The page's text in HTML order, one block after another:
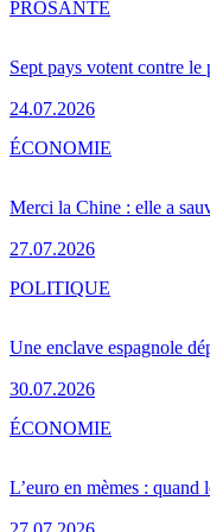
Sept pays votent contre le
24.07.2026
PROSANTÉ
Merci la Chine : elle a
27.07.2026
ÉCONOMIE
Une enclave espagnole
30.07.2026
POLITIQUE
L’euro en mèmes : quand
ÉCONOMIE